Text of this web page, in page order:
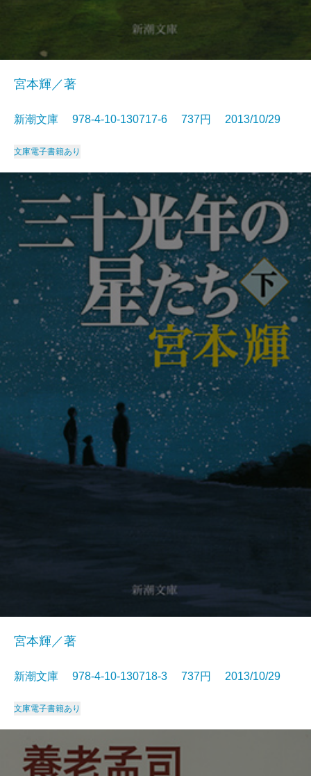
宮本輝／著
新潮文庫 978-4-10-130717-6 737円 2013/10/29
文庫電子書籍あり
宮本輝／著
新潮文庫 978-4-10-130718-3 737円 2013/10/29
文庫電子書籍あり